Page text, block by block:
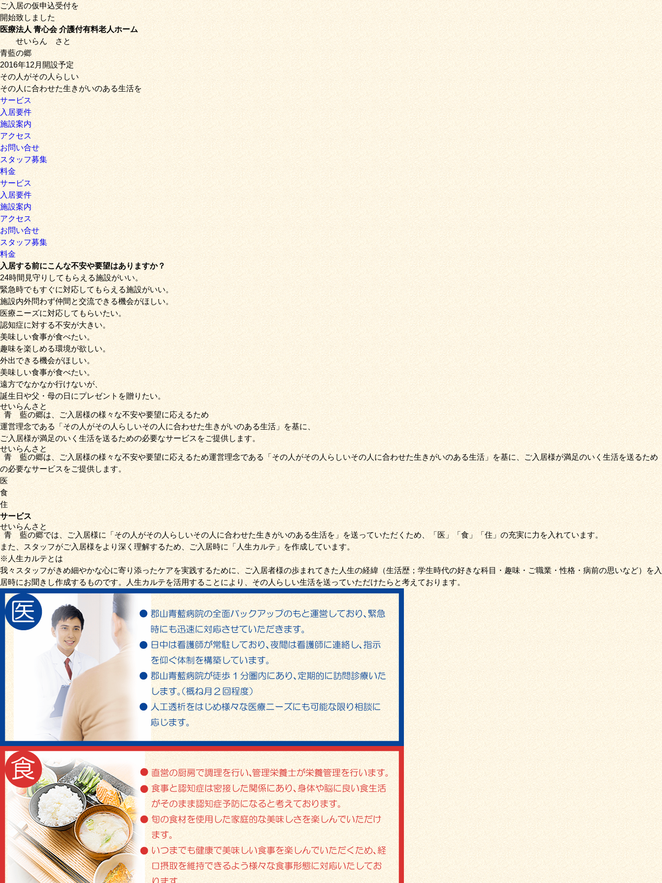
ご入居の仮申込受付を
開始致しました
医療法人 青心会 介護付有料老人ホーム
せいらんさと
青藍の郷
2016年12月開設予定
その人がその人らしい
その人に合わせた生きがいのある生活を
サービス
入居要件
施設案内
アクセス
お問い合せ
スタッフ募集
料金
サービス
入居要件
施設案内
アクセス
お問い合せ
スタッフ募集
料金
入居する前にこんな不安や要望はありますか？
24時間見守りしてもらえる施設がいい。
緊急時でもすぐに対応してもらえる施設がいい。
施設内外問わず仲間と交流できる機会がほしい。
医療ニーズに対応してもらいたい。
認知症に対する不安が大きい。
美味しい食事が食べたい。
趣味を楽しめる環境が欲しい。
外出できる機会がほしい。
美味しい食事が食べたい。
遠方でなかなか行けないが、
誕生日や父・母の日にプレゼントを贈りたい。
青藍
せいらん
の郷
さと
は、ご入居様の様々な不安や要望に応えるため
運営理念である「その人がその人らしいその人に合わせた生きがいのある生活」を基に、
ご入居様が満足のいく生活を送るための必要なサービスをご提供します。
青藍
せいらん
の郷
さと
は、ご入居様の様々な不安や要望に応えるため運営理念である 「その人がその人らしいその人に合わせた生きがいのある生活」を基に、ご入居様が満足のいく生活を送るため
の必要なサービスをご提供します。
医
食
住
サービス
青藍
せいらん
の郷
さと
では、ご入居様に「 その人がその人らしいその人に合わせた生きがいのある生活を」を送っていただくため、「医」「食」「住」の充実に力を入れています。
また、スタッフがご入居様をより深く理解するため、ご入居時に「人生カルテ」を作成しています。
※人生カルテとは
我々スタッフがきめ細やかな心に寄り添ったケアを実践するために、ご入居者様の歩まれてきた人生の経緯（生活歴；学生時代の好きな科目・趣味・ご職業・性格・病前の思いなど）を入
居時にお聞きし作成するものです。人生カルテを活用することにより、その人らしい生活を送っていただけたらと考えております。